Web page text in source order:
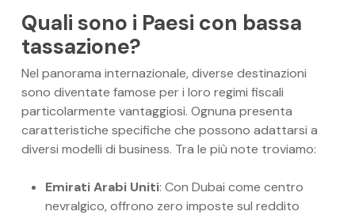
Quali sono i Paesi con bassa
tassazione?
Nel panorama internazionale, diverse destinazioni
sono diventate famose per i loro regimi fiscali
particolarmente vantaggiosi. Ognuna presenta
caratteristiche specifiche che possono adattarsi a
diversi modelli di business. Tra le più note troviamo:
Emirati Arabi Uniti: Con Dubai come centro
nevralgico, offrono zero imposte sul reddito